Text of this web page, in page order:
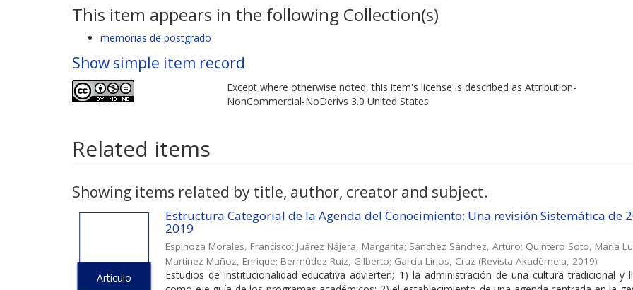
This item appears in the following Collection(s)
memorias de postgrado
Show simple item record
Except where otherwise noted, this item's license is described as Attribution-
NonCommercial-NoDerivs 3.0 United States
Related items
Showing items related by title, author, creator and subject.
Artículo
Estructura Categorial de la Agenda del Conocimiento: Una revisión Sistemática de
2019
Espinoza Morales, Francisco; Juárez Nájera, Margarita; Sánchez Sánchez, Arturo; Quintero Soto, María
Martínez Muñoz, Enrique; Bermúdez Ruiz, Gilberto; García Lirios, Cruz (Revista Akadèmeia, 2019)
Estudios de institucionalidad educativa advierten; 1) la administración de una cultura tradicional y